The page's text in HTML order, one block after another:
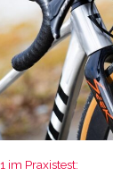
im Praxistest: